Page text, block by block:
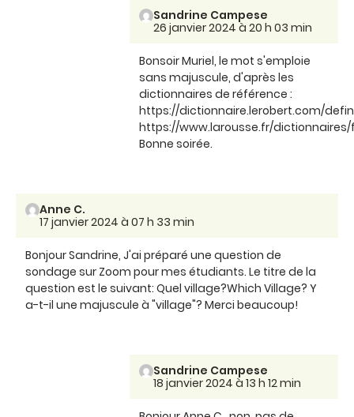
Sandrine Campese
26 janvier 2024 à 20 h 03 min
Bonsoir Muriel, le mot s'emploie
sans majuscule, d'après les
dictionnaires de référence :
https://dictionnaire.lerobert.com/
https://www.larousse.fr/
Bonne soirée.
Anne C.
17 janvier 2024 à 07 h 33 min
Bonjour Sandrine, J'ai préparé une question de
sondage sur Zoom pour mes étudiants. Le titre de la
question est le suivant: Quel village?Which Village? Y
a-t-il une majuscule à "village"? Merci beaucoup!
Sandrine Campese
18 janvier 2024 à 13 h 12 min